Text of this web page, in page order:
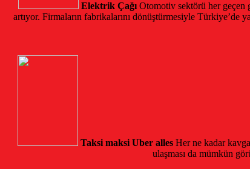
Elektrik Çağı Otomotiv sektörü her geçen
artıyor. Firmaların fabrikalarını dönüştürmesiyle Türkiye’de
Taksi maksi Uber alles Her ne kadar
ulaşması da mümkün